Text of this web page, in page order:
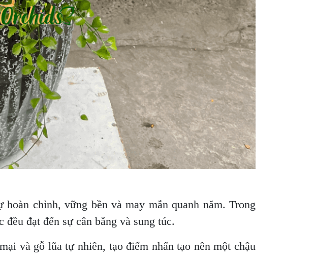
chỉnh, vững bền và may mắn quanh năm. Trong
đạt đến sự cân bằng và sung túc.
và gỗ lũa tự nhiên, tạo điểm nhấn tạo nên một chậu